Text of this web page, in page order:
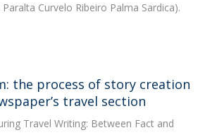
Curvelo Ribeiro Palma Sardica).
the process of story creation
travel section
Travel Writing: Between Fact and